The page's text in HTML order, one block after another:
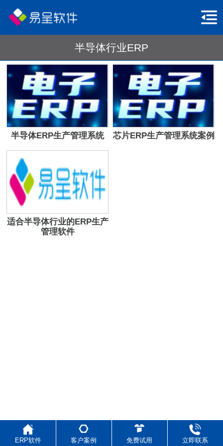
半导体行业ERP
半导体ERP生产管理系统 芯片ERP生产管理系统案例
适合半导体行业的ERP生产
管理软件
ERP软件 客户案例 免费试用 立即联系